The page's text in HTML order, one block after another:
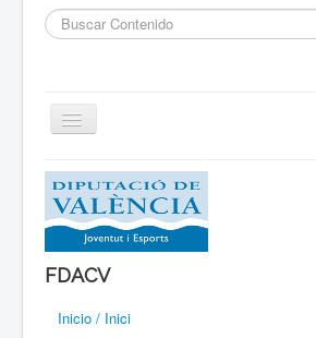
Buscar...
Cambiar
navegación
Aeromodelismo / Aeromodelisme
Ala Delta
Paracaidismo / Paracaigudisme
FDACV
Inicio / Inici